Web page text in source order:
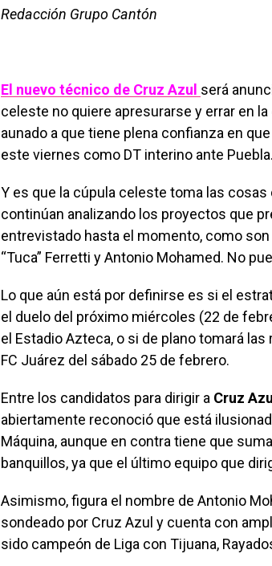
Redacción Grupo Cantón
El nuevo técnico de Cruz Azul será
celeste no quiere apresurarse y errar en
aunado a que tiene plena confianza en
este viernes como DT interino ante Puebla.
Y es que la cúpula celeste toma las
continúan analizando los proyectos que
entrevistado hasta el momento, como
“Tuca” Ferretti y Antonio Mohamed. No
Lo que aún está por definirse es si el
el duelo del próximo miércoles (22 de
el Estadio Azteca, o si de plano tomará
FC Juárez del sábado 25 de febrero.
Entre los candidatos para dirigir a Cruz Azul
abiertamente reconoció que está
Máquina, aunque en contra tiene que
banquillos, ya que el último equipo que
Asimismo, figura el nombre de Antonio
sondeado por Cruz Azul y cuenta con
sido campeón de Liga con Tijuana,